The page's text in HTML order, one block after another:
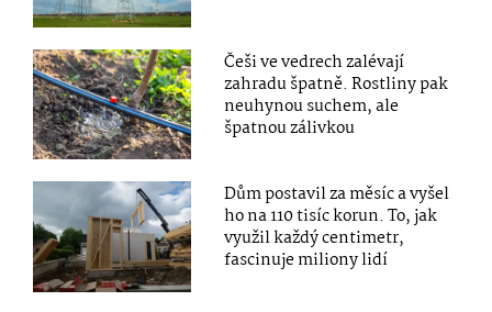
Češi ve vedrech zalévají
zahradu špatně. Rostliny pak
neuhynou suchem, ale
špatnou zálivkou
Dům postavil za měsíc a vyšel
ho na 110 tisíc korun. To, jak
využil každý centimetr,
fascinuje miliony lidí